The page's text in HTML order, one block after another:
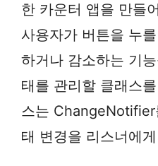
한 카운터 앱을 만들
사용자가 버튼을 누
하거나 감소하는 기
태를 관리할 클래스
스는
태 변경을 리스너에